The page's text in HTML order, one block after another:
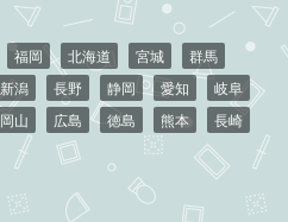
福岡 北海道 宮城
群馬
新潟 長野 静岡 愛知
岐阜
岡山 広島 徳島 熊本
長崎